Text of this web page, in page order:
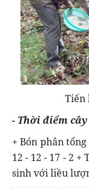
Tiến
- Thời điểm
+ Bón phân
12 - 12 - 17 - 2 +
sinh với liều